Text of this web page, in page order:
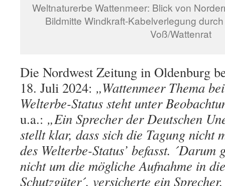
Weltnaturerbe Wattenmeer: Blick von
Bildmitte Windkraft-Kabelverlegung
Voß/Wattenrat
Die Nordwest Zeitung in Oldenburg
18. Juli 2024: „Wattenmeer Thema
Welterbe-Status steht unter
u.a.: „Ein Sprecher der Deutschen
stellt klar, dass sich die Tagung nicht
des Welterbe-Status’ befasst. ´Darum
nicht um die mögliche Aufnahme in
Schutzgüter´, versicherte ein